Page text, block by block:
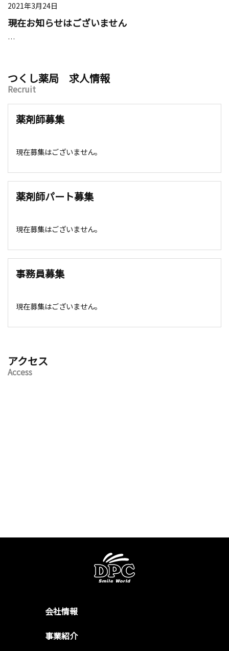
2021年3月24日
現在お知らせはございません
…
つくし薬局 求人情報
Recruit
薬剤師募集
現在募集はございません。
薬剤師パート募集
現在募集はございません。
事務員募集
現在募集はございません。
アクセス
Access
会社情報
事業紹介